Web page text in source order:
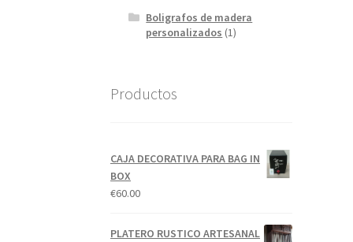
Boligrafos de madera
personalizados (1)
Productos
CAJA DECORATIVA PARA BAG IN
BOX
€60.00
PLATERO RUSTICO ARTESANAL